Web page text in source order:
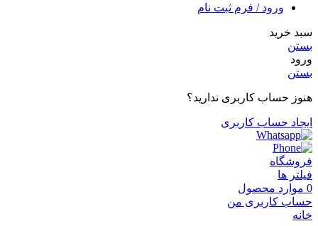
ورود / فرم ثبت نام
سبد خرید
بستن
ورود
بستن
هنوز حساب کاربری ندارید؟
ایجاد حساب کاربری
فروشگاه
فیلتر ها
0 موارد محصول
حساب کاربری من
خانه